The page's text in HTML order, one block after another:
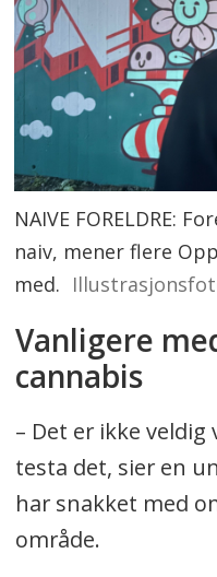
NAIVE FORELDRE:
naiv, mener flere
med.
Vanligere
cannabis
– Det er ikke
testa det, sier en
har snakket med
område.